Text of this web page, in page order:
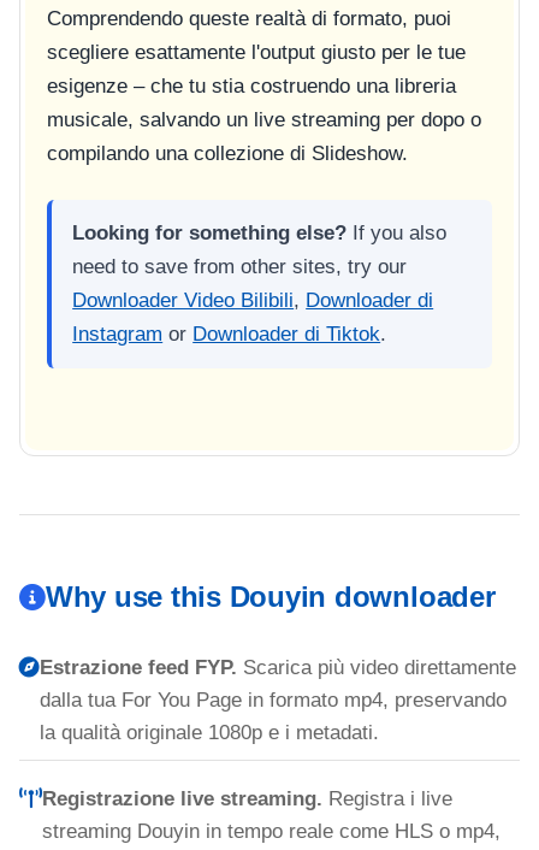
Comprendendo queste realtà di formato, puoi
scegliere esattamente l'output giusto per le tue
esigenze – che tu stia costruendo una libreria
musicale, salvando un live streaming per dopo o
compilando una collezione di Slideshow.
Looking for something else? If you also
need to save from other sites, try our
Downloader Video Bilibili, Downloader di
Instagram or Downloader di Tiktok.
Why use this Douyin downloader
Estrazione feed FYP. Scarica più video direttamente
dalla tua For You Page in formato mp4, preservando
la qualità originale 1080p e i metadati.
Registrazione live streaming. Registra i live
streaming Douyin in tempo reale come HLS o mp4,